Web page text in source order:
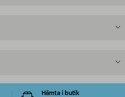
Hämta i butik